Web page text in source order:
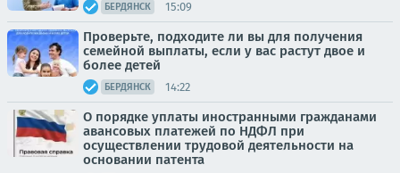
БЕРДЯНСК 15:09
Проверьте, подходите ли вы для получения
семейной выплаты, если у вас растут двое и
более детей
БЕРДЯНСК 14:22
О порядке уплаты иностранными гражданами
авансовых платежей по НДФЛ при
осуществлении трудовой деятельности на
основании патента